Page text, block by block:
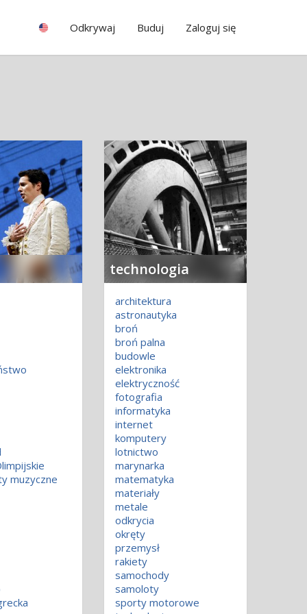
Odkrywaj Buduj Zaloguj się
muzyczne
technologia
architektura
astronautyka
broń
broń palna
budowle
elektronika
elektryczność
fotografia
informatyka
internet
komputery
lotnictwo
marynarka
matematyka
materiały
metale
odkrycia
okręty
przemysł
rakiety
samochody
samoloty
sporty motorowe